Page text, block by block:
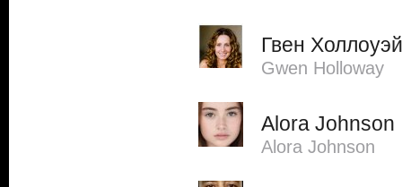
Гвен Холлоуэй
Gwen Holloway
Alora Johnson
Alora Johnson